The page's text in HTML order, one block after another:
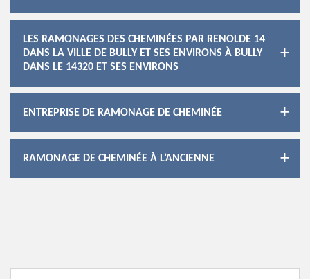
LES RAMONAGES DES CHEMINÉES PAR RENOLDE 14
DANS LA VILLE DE BULLY ET SES ENVIRONS À BULLY
DANS LE 14320 ET SES ENVIRONS
ENTREPRISE DE RAMONAGE DE CHEMINÉE
RAMONAGE DE CHEMINÉE À L’ANCIENNE